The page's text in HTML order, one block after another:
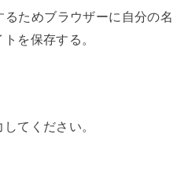
ためブラウザーに自分の名
を保存する。
てください。